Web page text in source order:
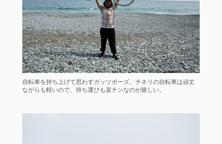
自転車を持ち上げて思わずガッツポーズ。チネリの自転車は頑丈
ながらも軽いので、持ち運びも楽チンなのが嬉しい。